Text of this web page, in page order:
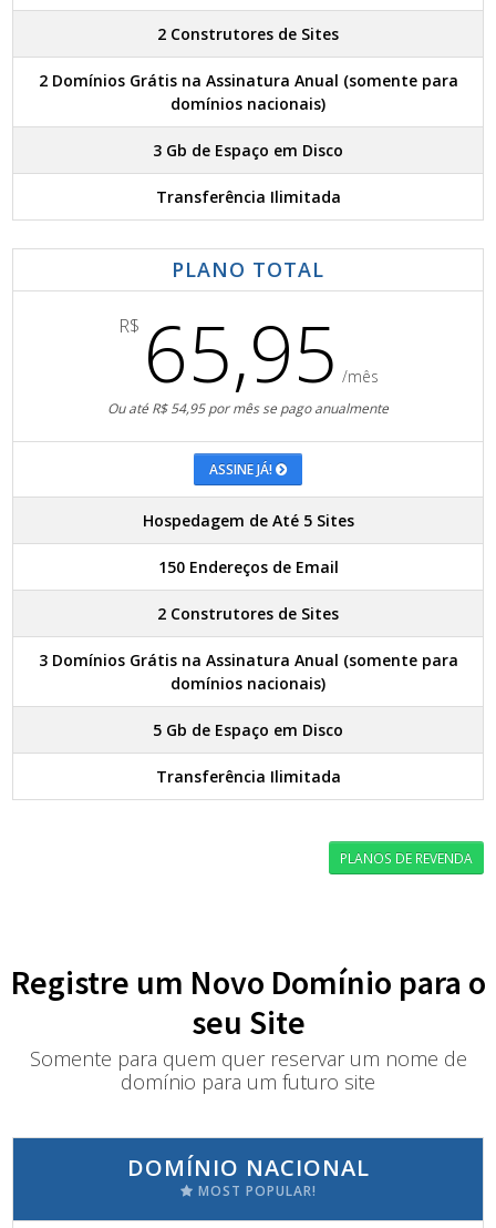
2 Construtores de Sites
2 Domínios Grátis na Assinatura Anual (somente para
domínios nacionais)
3 Gb de Espaço em Disco
Transferência Ilimitada
PLANO TOTAL
R$ 65,95 /mês
Ou até R$ 54,95 por mês se pago anualmente
ASSINE JÁ!
Hospedagem de Até 5 Sites
150 Endereços de Email
2 Construtores de Sites
3 Domínios Grátis na Assinatura Anual (somente para
domínios nacionais)
5 Gb de Espaço em Disco
Transferência Ilimitada
PLANOS DE REVENDA
Registre um Novo Domínio para o
seu Site
Somente para quem quer reservar um nome de
domínio para um futuro site
DOMÍNIO NACIONAL
MOST POPULAR!